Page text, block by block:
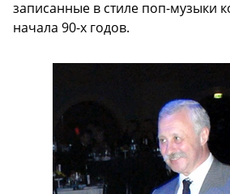
записанные в стиле поп-музыки
начала 90-х годов.